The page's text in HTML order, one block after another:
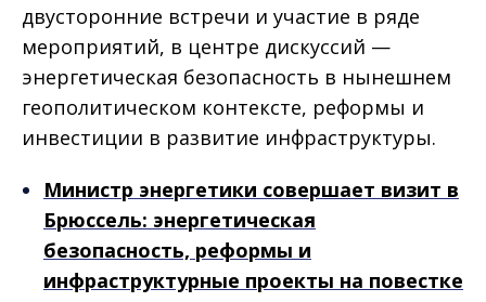
двусторонние встречи и участие в ряде
мероприятий, в центре дискуссий —
энергетическая безопасность в нынешнем
геополитическом контексте, реформы и
инвестиции в развитие инфраструктуры.
Министр энергетики совершает визит в
Брюссель: энергетическая
безопасность, реформы и
инфраструктурные проекты на повестке